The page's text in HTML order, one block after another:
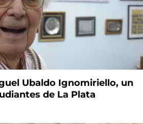
Ubaldo Ignomiriello, un
de La Plata